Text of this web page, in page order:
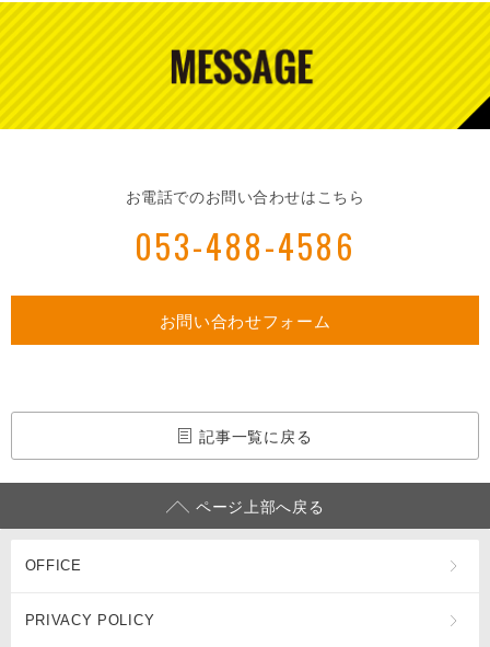
お電話でのお問い合わせはこちら
053-488-4586
お問い合わせフォーム
記事一覧に戻る
ページ上部へ戻る
OFFICE
PRIVACY POLICY